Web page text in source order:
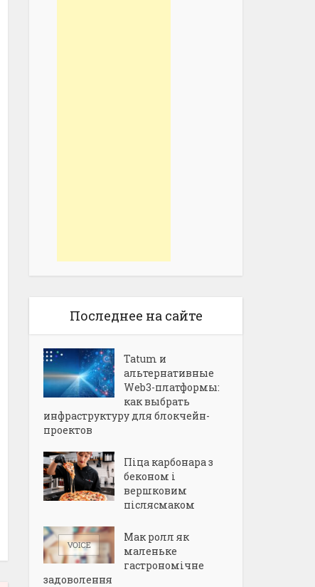
Последнее на сайте
Tatum и
альтернативные
Web3-платформы:
как выбрать
инфраструктуру для блокчейн-
проектов
Піца карбонара з
беконом і
вершковим
післясмаком
Мак ролл як
маленьке
гастрономічне
задоволення